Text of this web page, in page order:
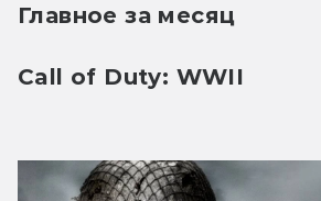
Главное за месяц
Call of Duty: WWII